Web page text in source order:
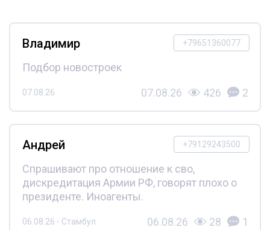
+79651360077
Владимир
Подбор новостроек
07.08.26 07.08.26 426 2
+79129243500
Андрей
Спрашивают про отношение к сво,
дискредитация Армии РФ, говорят плохо о
президенте. Иноагенты.
06.08.26 - Стамбул 06.08.26 28 1